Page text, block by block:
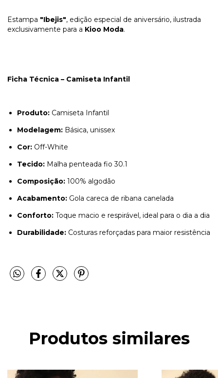
Estampa "Ibejis", edição especial de aniversário, ilustrada
exclusivamente para a Kioo Moda.
Ficha Técnica – Camiseta Infantil
Produto: Camiseta Infantil
Modelagem: Básica, unissex
Cor: Off-White
Tecido: Malha penteada fio 30.1
Composição: 100% algodão
Acabamento: Gola careca de ribana canelada
Conforto: Toque macio e respirável, ideal para o dia a dia
Durabilidade: Costuras reforçadas para maior resistência
Produtos similares